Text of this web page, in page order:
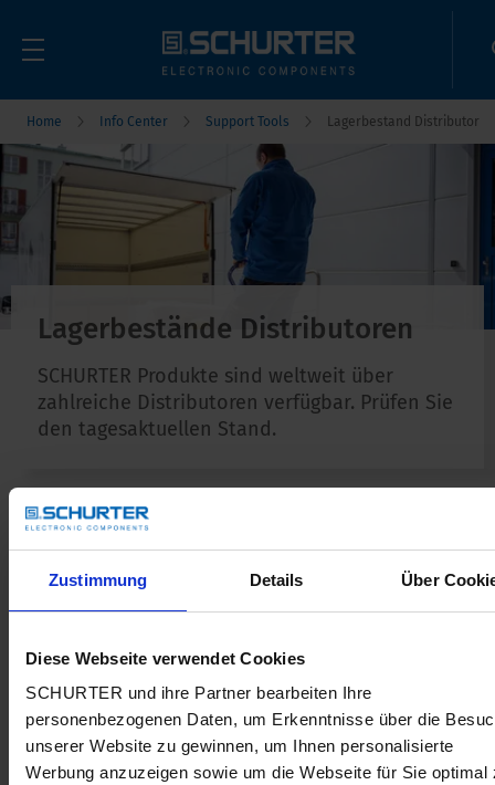
Zustimmung Details Über
Diese Webseite verwendet Cookies
SCHURTER und ihre Partner bearbeiten Ihre
personenbezogenen Daten, um Erkenntnisse über die
unserer Website zu gewinnen, um Ihnen personalisierte
Werbung anzuzeigen sowie um die Webseite für Sie optimal
Home Info Center Support Tools Lagerbestand Distributor
Lagerbestände Distributoren
SCHURTER Produkte sind weltweit über
zahlreiche Distributoren verfügbar. Prüfen Sie
den tagesaktuellen Stand.